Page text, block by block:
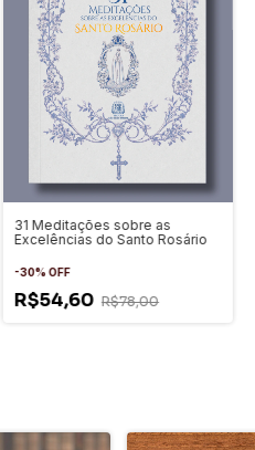
31 Meditações sobre as
Excelências do Santo Rosário
-30% OFF
R$54,60 R$78,00